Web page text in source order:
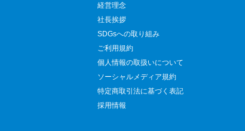
経営理念
社長挨拶
SDGsへの取り組み
ご利用規約
個人情報の取扱いについて
ソーシャルメディア規約
特定商取引法に基づく表記
採用情報